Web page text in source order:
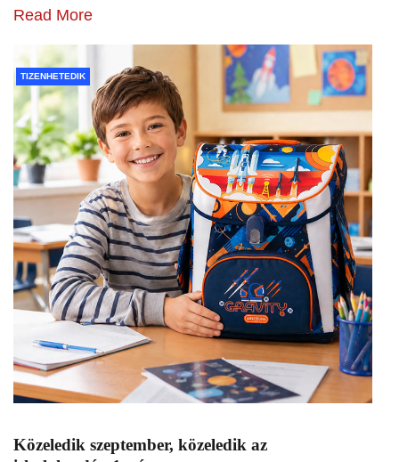
Read More
TIZENHETEDIK
Közeledik szeptember, közeledik az